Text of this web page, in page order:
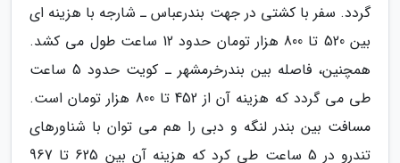
گردد. سفر با کشتی در جهت بندرعباس ـ شارجه با هزینه ای
بین 520 تا 800 هزار تومان حدود 12 ساعت طول می کشد.
همچنین، فاصله بین بندرخرمشهر ـ کویت حدود 5 ساعت
طی می گردد که هزینه آن از 452 تا 800 هزار تومان است.
مسافت بین بندر لنگه و دبی را هم می توان با شناورهای
تندرو در 5 ساعت طی کرد که هزینه آن بین 625 تا 967